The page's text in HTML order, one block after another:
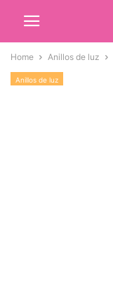
Home Anillos de luz
Anillos de luz